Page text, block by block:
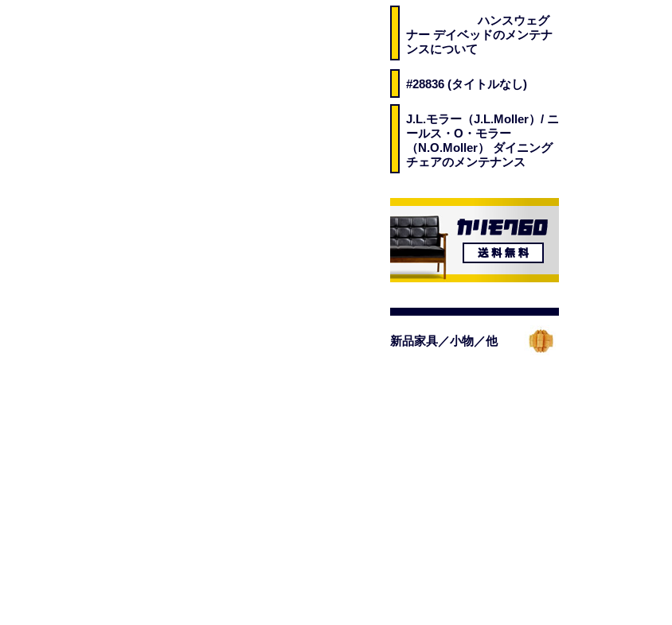
ハンスウェグ
ナー デイベッドのメンテナ
ンスについて
#28836 (タイトルなし)
J.L.モラー（J.L.Moller）/ ニ
ールス・O・モラー
（N.O.Moller） ダイニング
チェアのメンテナンス
新品家具／小物／他